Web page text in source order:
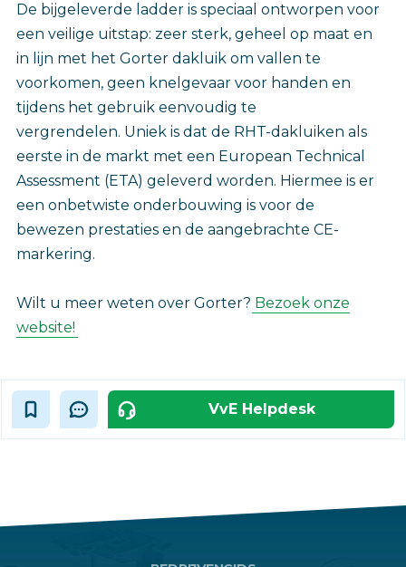
De bijgeleverde ladder is speciaal ontworpen voor
een veilige uitstap: zeer sterk, geheel op maat en
in lijn met het Gorter dakluik om vallen te
voorkomen, geen knelgevaar voor handen en
tijdens het gebruik eenvoudig te
vergrendelen. Uniek is dat de RHT-dakluiken als
eerste in de markt met een European Technical
Assessment (ETA) geleverd worden. Hiermee is er
een onbetwiste onderbouwing is voor de
bewezen prestaties en de aangebrachte CE-
markering.
Wilt u meer weten over Gorter? Bezoek onze
website!
VvE Helpdesk